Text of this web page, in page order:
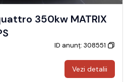
350kw MATRIX
ID anunț: 308551
Vezi detalii